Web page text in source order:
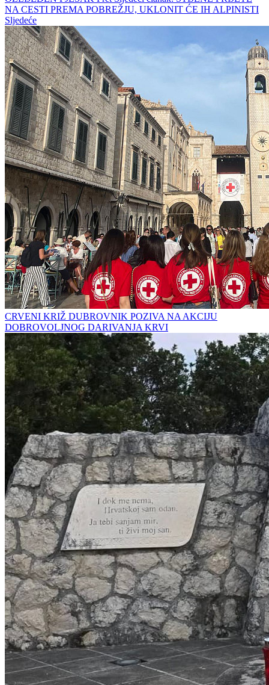
NA CESTI PREMA POBREŽJU, UKLONIT ĆE IH ALPINISTI
Sljedeće
CRVENI KRIŽ DUBROVNIK POZIVA NA AKCIJU
DOBROVOLJNOG DARIVANJA KRVI